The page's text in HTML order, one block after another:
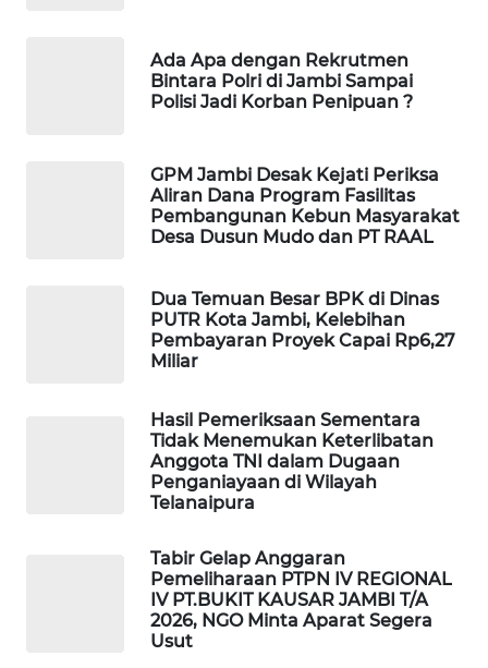
Ada Apa dengan Rekrutmen
Bintara Polri di Jambi Sampai
Polisi Jadi Korban Penipuan ?
GPM Jambi Desak Kejati Periksa
Aliran Dana Program Fasilitas
Pembangunan Kebun Masyarakat
Desa Dusun Mudo dan PT RAAL
Dua Temuan Besar BPK di Dinas
PUTR Kota Jambi, Kelebihan
Pembayaran Proyek Capai Rp6,27
Miliar
Hasil Pemeriksaan Sementara
Tidak Menemukan Keterlibatan
Anggota TNI dalam Dugaan
Penganiayaan di Wilayah
Telanaipura
Tabir Gelap Anggaran
Pemeliharaan PTPN IV REGIONAL
IV PT.BUKIT KAUSAR JAMBI T/A
2026, NGO Minta Aparat Segera
Usut